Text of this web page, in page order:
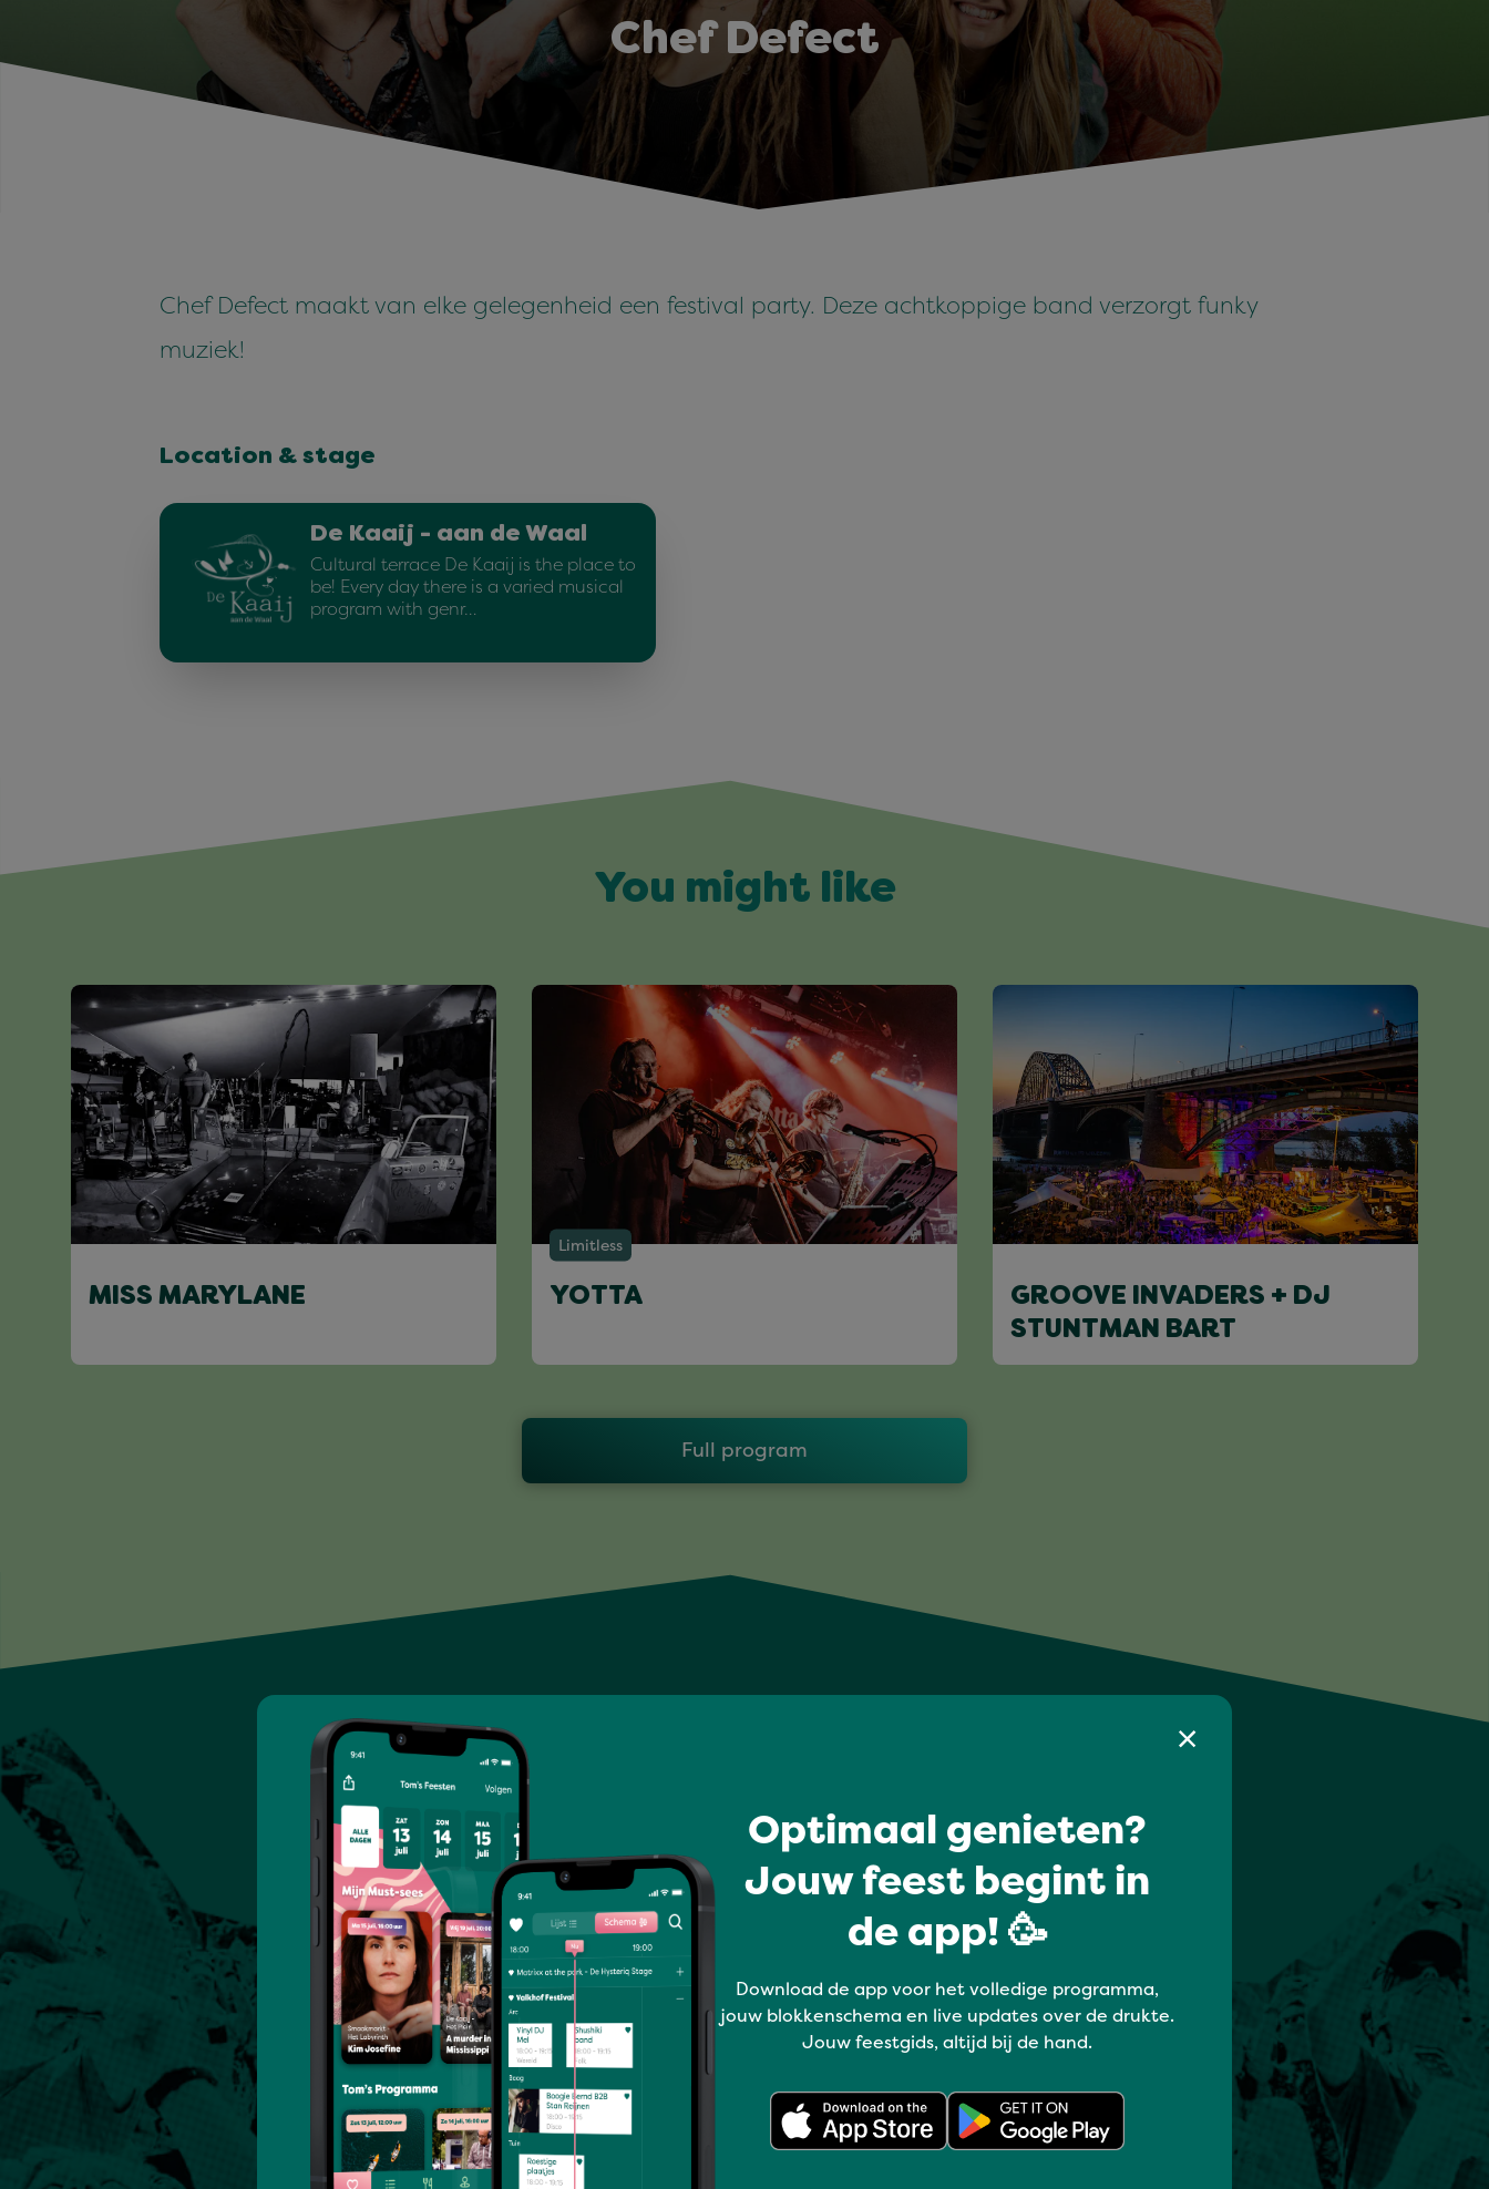
Chef Defect
Chef Defect maakt van elke gelegenheid een festival party. Deze achtkoppige band verzorgt funky
muziek!
Location & stage
De Kaaij - aan de Waal
Cultural terrace De Kaaij is the place to
be! Every day there is a varied musical
program with genr…
You might like
MISS MARYLANE
Limitless
YOTTA
GROOVE INVADERS + DJ
STUNTMAN BART
Full program
Optimaal genieten?
Jouw feest begint in
de app! 🥳
Download de app voor het volledige programma,
jouw blokkenschema en live updates over de drukte.
Jouw feestgids, altijd bij de hand.